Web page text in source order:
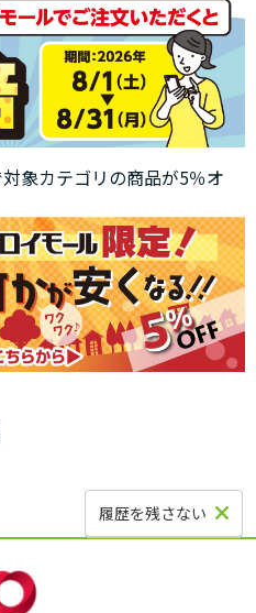
象カテゴリの商品が5％オ
履歴を残さない